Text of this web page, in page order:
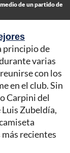
de un partido de
principio de
varias
con los
en el club. Sin
Carpini del
Zubeldía,
recientes